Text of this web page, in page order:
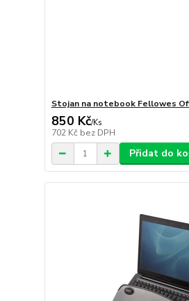
Stojan na notebook Fellowes
850 Kč/Ks
702 Kč bez DPH
Přidat do